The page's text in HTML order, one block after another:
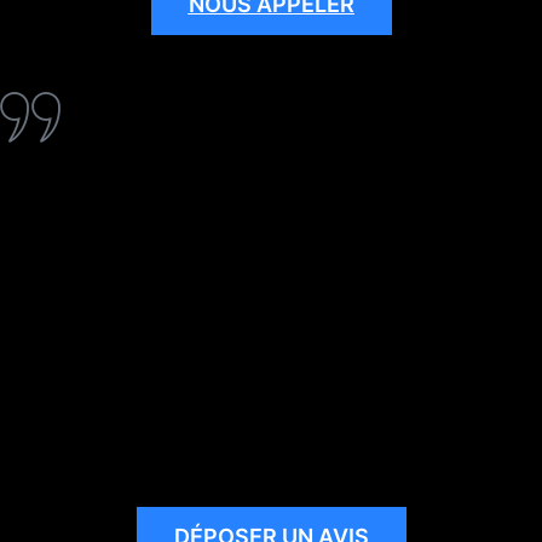
DÉPOSER UN AVIS